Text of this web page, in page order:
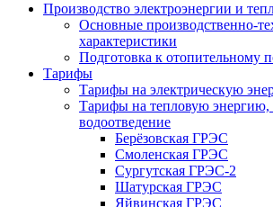
Производство электроэнергии и
Основные производственно-
характеристики
Подготовка к отопительному
Тарифы
Тарифы на электрическую
Тарифы на тепловую энергию,
водоотведение
Берёзовская ГРЭС
Смоленская ГРЭС
Сургутская ГРЭС-2
Шатурская ГРЭС
Яйвинская ГРЭС